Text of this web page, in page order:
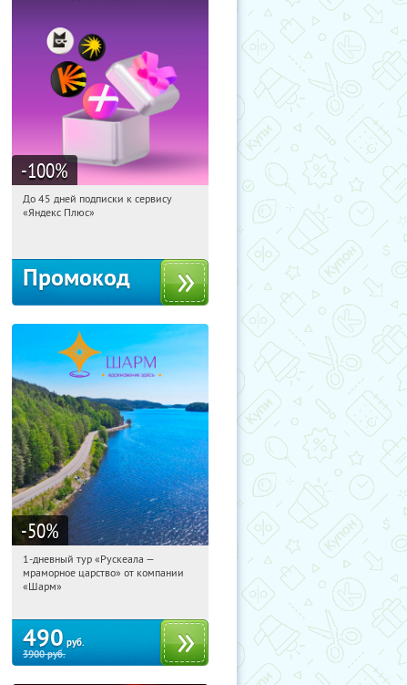
-100%
09:32:18 Получили:
До 45 дней подписки к сервису
«Яндекс Плюс»
Промокод
-50%
09:32:18 Купили:
Достоевская
1-дневный тур «Рускеала —
мраморное царство» от компании
«Шарм»
490 руб.
3900руб.